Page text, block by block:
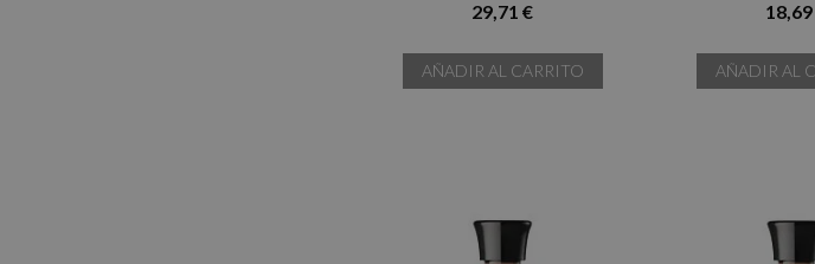
29,71 €
AÑADIR AL CARRITO AÑADIR AL